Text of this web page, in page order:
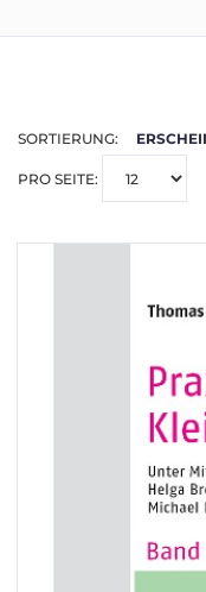
SORTIERUNG:
PRO SEITE: